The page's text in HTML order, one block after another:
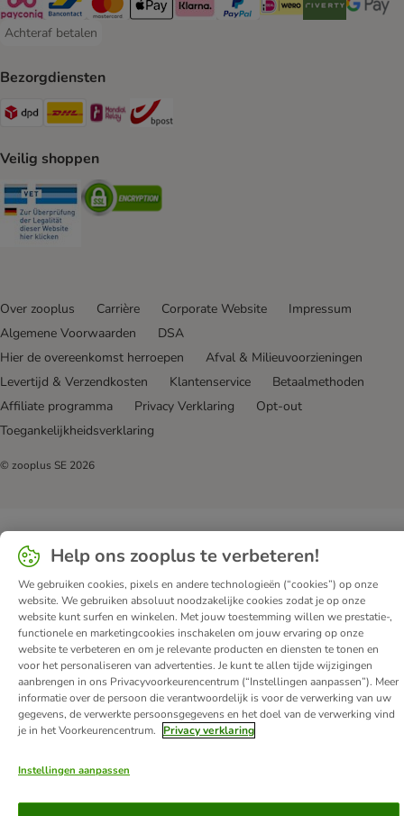
Payconiq Payment Method
Bancontact Payment Method
Mastercard Payment Method
Apple Pay Payment Method
Klarna Payment Method
PayPal Payment Method
iDeal Payment Method
Riverty Payment
Google
Achteraf betalen
Achteraf betalen Payment Method
Bezorgdiensten
Dpd Shipping Method
DHL Shipping Method
Mondial Relay Shipping Method
Veilig shoppen
Security Security
Over zooplus Carrière Corporate Website
Impressum
Algemene Voorwaarden
DSA
Hier de overeenkomst herroepen
Afval & Milieuvoorzieningen
Levertijd & Verzendkosten
Klantenservice
Betaalmethoden
Affiliate programma
Privacy Verklaring
Opt-out
Toegankelijkheidsverklaring
© zooplus SE 2026
Help ons zooplus te verbeteren!
We gebruiken cookies, pixels en andere technologieën (“cookies”) op onze
website. We gebruiken absoluut noodzakelijke cookies zodat je op onze
website kunt surfen en winkelen. Met jouw toestemming willen we prestatie-,
functionele en marketingcookies inschakelen om jouw ervaring op onze
website te verbeteren en om je relevante producten en diensten te tonen en
voor het personaliseren van advertenties. Je kunt te allen tijde wijzigingen
aanbrengen in ons Privacyvoorkeurencentrum (“Instellingen aanpassen”). Meer
informatie over de persoon die verantwoordelijk is voor de verwerking van uw
gegevens, de verwerkte persoonsgegevens en het doel van de verwerking vind
je in het Voorkeurencentrum.
Privacy verklaring
Instellingen aanpassen